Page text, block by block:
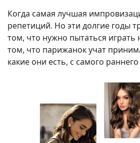
Когда самая лучшая
репетиций. Но эти долгие годы
том, что нужно пытаться играть
том, что парижанок учат
какие они есть, с самого раннего